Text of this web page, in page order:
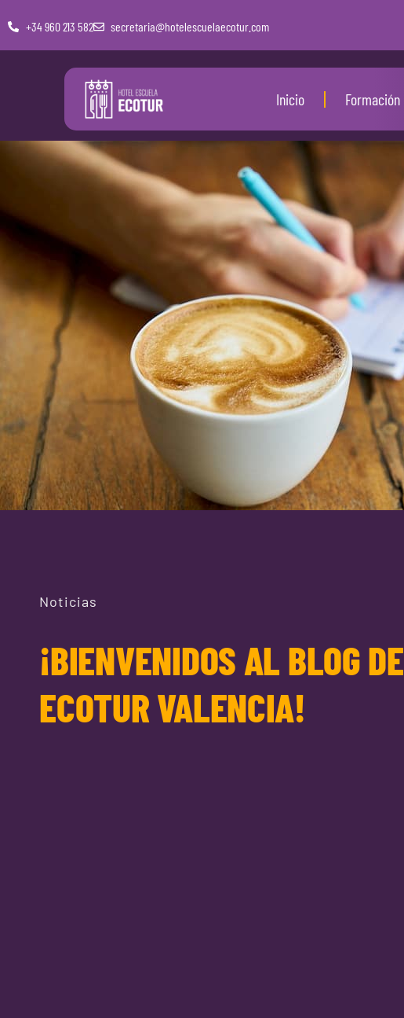
+34 960 213 582 secretaria@hotelescuelaecotur.com
Inicio Formación
Noticias
¡BIENVENIDOS AL BLOG DE
ECOTUR VALENCIA!